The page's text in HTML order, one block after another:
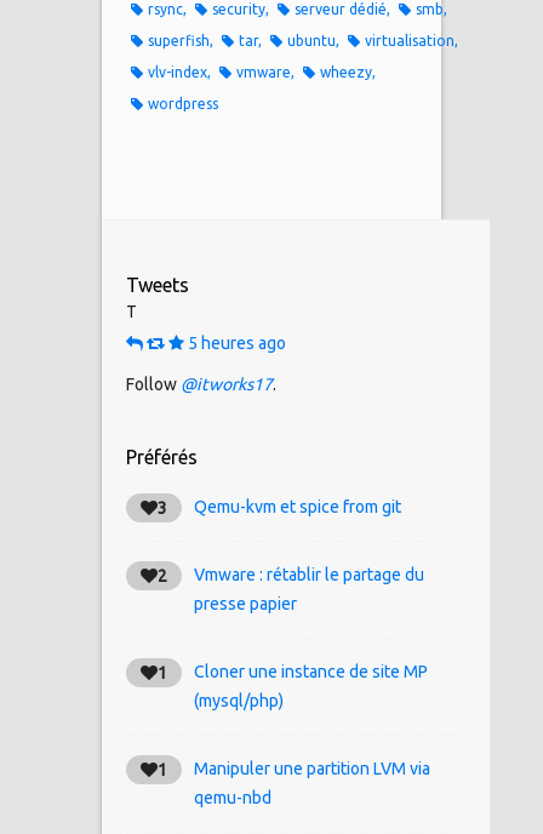
rsync
security serveur dédié
smb
superfish
tar ubuntu
virtualisation
vlv-index
vmware
wheezy
wordpress
Tweets
T
5 heures ago
Follow @itworks17.
Préférés
3 Qemu-kvm et spice from git
2
Vmware : rétablir le partage du
presse papier
1
Cloner une instance de site MP
(mysql/php)
1
Manipuler une partition LVM via
qemu-nbd